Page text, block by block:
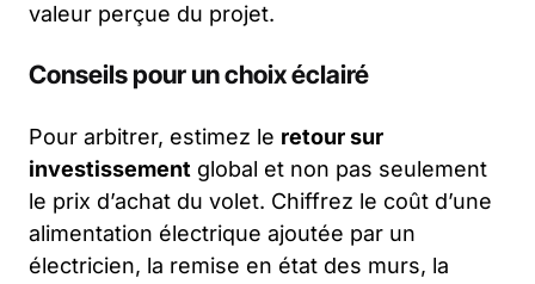
valeur perçue du projet.
Conseils pour un choix éclairé
Pour arbitrer, estimez le retour sur
investissement global et non pas seulement
le prix d’achat du volet. Chiffrez le coût d’une
alimentation électrique ajoutée par un
électricien, la remise en état des murs, la